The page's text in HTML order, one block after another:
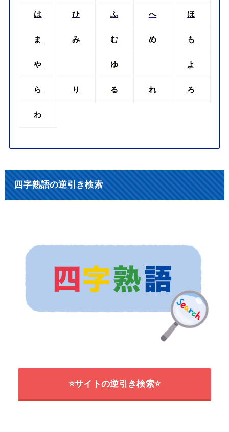
は ひ ふ へ ほ
ま み む め も
や ゆ よ
ら り る れ ろ
わ
四字熟語の逆引き検索
⭐サイトの逆引き検索⭐